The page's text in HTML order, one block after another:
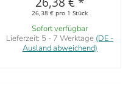
26,38 € pro 1 Stück
Sofort verfügbar
Lieferzeit: 5 - 7 Werktage (DE -
Ausland abweichend)